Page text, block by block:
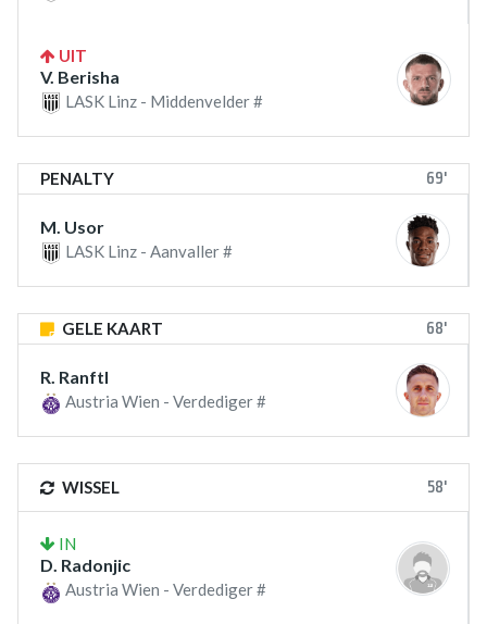
UIT
V. Berisha
LASK Linz - Middenvelder #
PENALTY 69'
M. Usor
LASK Linz - Aanvaller #
GELE KAART 68'
R. Ranftl
Austria Wien - Verdediger #
WISSEL 58'
IN
D. Radonjic
Austria Wien - Verdediger #